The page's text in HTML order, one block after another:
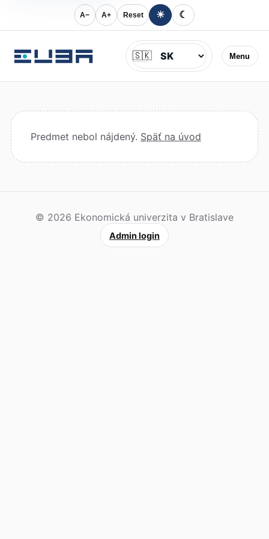
A− A+ Reset ☀ ☾
Menu
Jazyk
🇸🇰
Predmet nebol nájdený. Späť na úvod
© 2026 Ekonomická univerzita v Bratislave
Admin login